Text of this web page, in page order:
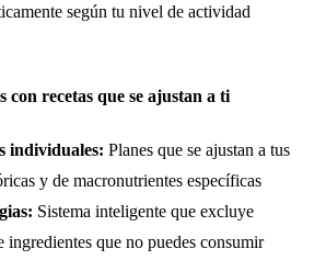
según tu nivel de actividad
con recetas que se ajustan a ti
individuales: Planes que se ajustan a tus
y de macronutrientes específicas
Sistema inteligente que excluye
ingredientes que no puedes consumir